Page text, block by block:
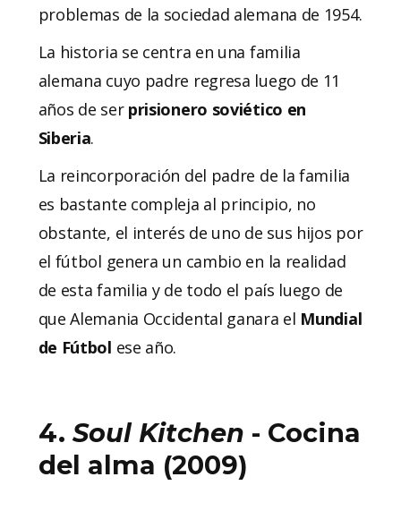
problemas de la sociedad alemana de 1954.
La historia se centra en una familia
alemana cuyo padre regresa luego de 11
años de ser prisionero soviético en
Siberia.
La reincorporación del padre de la familia
es bastante compleja al principio, no
obstante, el interés de uno de sus hijos por
el fútbol genera un cambio en la realidad
de esta familia y de todo el país luego de
que Alemania Occidental ganara el Mundial
de Fútbol ese año.
4. Soul Kitchen - Cocina
del alma (2009)